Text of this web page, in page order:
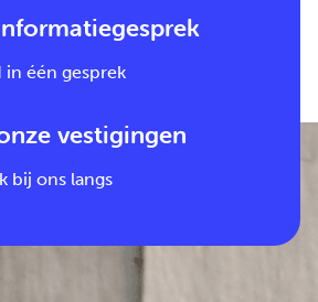
één gesprek
vestigingen
bij ons langs